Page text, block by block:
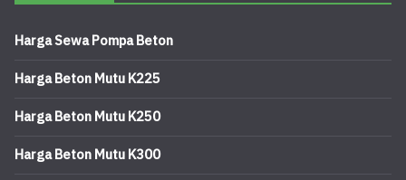
Harga Sewa Pompa Beton
Harga Beton Mutu K225
Harga Beton Mutu K250
Harga Beton Mutu K300